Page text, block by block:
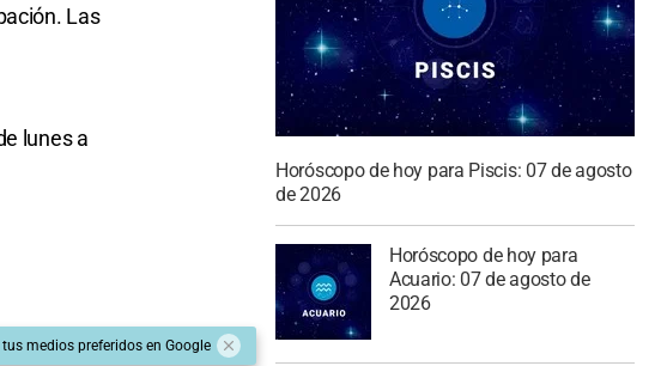
Las
lunes a
medios preferidos en Google
Horóscopo de hoy para Piscis: 07 de agosto
de 2026
Horóscopo de hoy para
Acuario: 07 de agosto de
2026